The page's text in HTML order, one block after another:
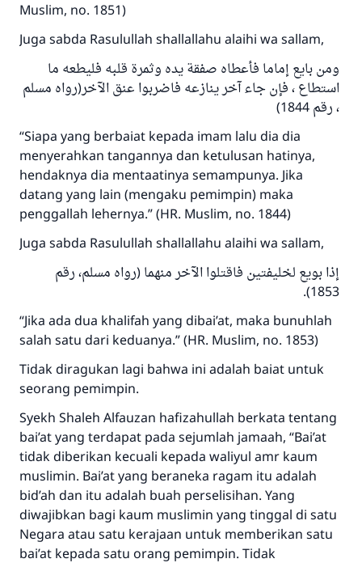
Muslim, no. 1851)
Juga sabda Rasulullah shallallahu alaihi wa sallam,
ومن بايع إماما فأعطاه صفقة يده وثمرة قلبه فليطعه ما
استطاع ، فإن جاء آخر ينازعه فاضربوا عنق الآخر(رواه مسلم
، رقم 1844)
“Siapa yang berbaiat kepada imam lalu dia dia
menyerahkan tangannya dan ketulusan hatinya,
hendaknya dia mentaatinya semampunya. Jika
datang yang lain (mengaku pemimpin) maka
penggallah lehernya.” (HR. Muslim, no. 1844)
Juga sabda Rasulullah shallallahu alaihi wa sallam,
إذا بويع لخليفتين فاقتلوا الآخر منهما (رواه مسلم، رقم
1853).
“Jika ada dua khalifah yang dibai’at, maka bunuhlah
salah satu dari keduanya.” (HR. Muslim, no. 1853)
Tidak diragukan lagi bahwa ini adalah baiat untuk
seorang pemimpin.
Syekh Shaleh Alfauzan hafizahullah berkata tentang
bai’at yang terdapat pada sejumlah jamaah, “Bai’at
tidak diberikan kecuali kepada waliyul amr kaum
muslimin. Bai’at yang beraneka ragam itu adalah
bid’ah dan itu adalah buah perselisihan. Yang
diwajibkan bagi kaum muslimin yang tinggal di satu
Negara atau satu kerajaan untuk memberikan satu
bai’at kepada satu orang pemimpin. Tidak
Jawaban no. 110845
menyelamatkan pernikahan.
"Siapa yang menunjukkan suatu kebaikan,
meka dia akan mendapatkan pahala yang
sama dengan orang yang melakukannya"
MUSLIM, 1893